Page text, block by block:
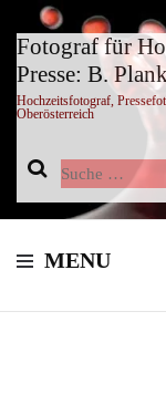
Fotograf für
Presse: B.
Hochzeitsfotograf,
Oberösterreich
Suche
nach:
MENU